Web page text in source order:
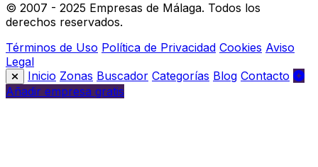
© 2007 - 2025 Empresas de Málaga. Todos los
derechos reservados.
Términos de Uso Política de Privacidad Cookies Aviso
Legal
Inicio Zonas Buscador Categorías Blog Contacto
Añadir empresa gratis